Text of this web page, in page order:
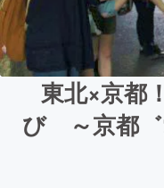
東北×京都
び ～京都゛